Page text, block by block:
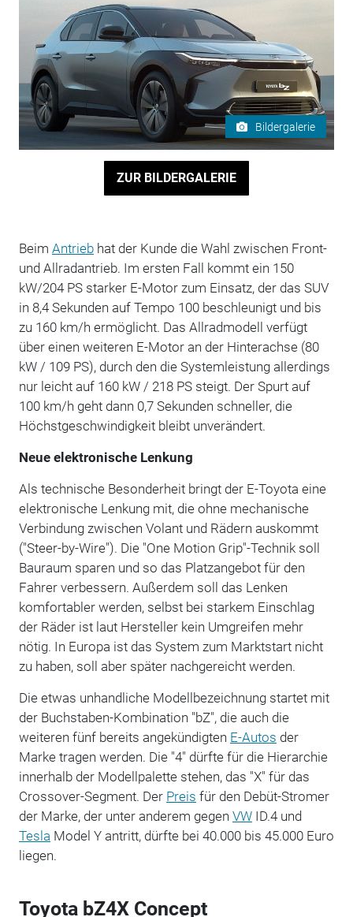
Bildergalerie
ZUR BILDERGALERIE
Beim Antriebhat der Kunde die Wahl zwischen Front-
und Allradantrieb. Im ersten Fall kommt ein 150
kW/204 PS starker E-Motor zum Einsatz, der das SUV
in 8,4 Sekunden auf Tempo 100 beschleunigt und bis
zu 160 km/h ermöglicht. Das Allradmodell verfügt
über einen weiteren E-Motor an der Hinterachse (80
kW / 109 PS), durch den die Systemleistung allerdings
nur leicht auf 160 kW / 218 PS steigt. Der Spurt auf
100 km/h geht dann 0,7 Sekunden schneller, die
Höchstgeschwindigkeit bleibt unverändert.
Neue elektronische Lenkung
Als technische Besonderheit bringt der E-Toyota eine
elektronische Lenkung mit, die ohne mechanische
Verbindung zwischen Volant und Rädern auskommt
("Steer-by-Wire"). Die "One Motion Grip"-Technik soll
Bauraum sparen und so das Platzangebot für den
Fahrer verbessern. Außerdem soll das Lenken
komfortabler werden, selbst bei starkem Einschlag
der Räder ist laut Hersteller kein Umgreifen mehr
nötig. In Europa ist das System zum Marktstart nicht
zu haben, soll aber später nachgereicht werden.
Die etwas unhandliche Modellbezeichnung startet mit
der Buchstaben-Kombination "bZ", die auch die
weiteren fünf bereits angekündigten E-Autos der
Marke tragen werden. Die "4" dürfte für die Hierarchie
innerhalb der Modellpalette stehen, das "X" für das
Crossover-Segment. Der Preis für den Debüt-Stromer
der Marke, der unter anderem gegen VWID.4 und
Tesla Model Y antritt, dürfte bei 40.000 bis 45.000 Euro
liegen.
Toyota bZ4X Concept